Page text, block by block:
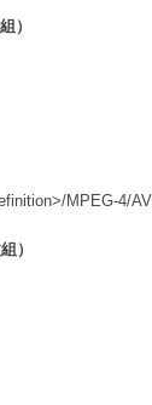
）
MPEG-4/
）